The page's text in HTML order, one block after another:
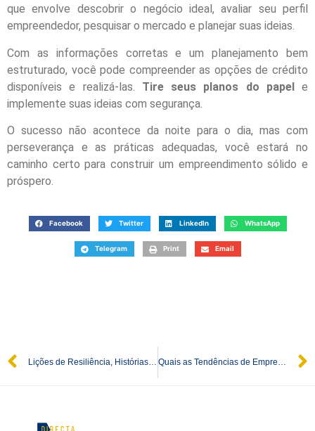
que envolve descobrir o negócio ideal, avaliar seu perfil
empreendedor, pesquisar o mercado e planejar suas ideias.
Com as informações corretas e um planejamento bem
estruturado, você pode compreender as opções de crédito
disponíveis e realizá-las. Tire seus planos do papele
implemente suas ideias com segurança.
O sucesso não acontece da noite para o dia, mas com
perseverança e as práticas adequadas, você estará no
caminho certo para construir um empreendimento sólido e
próspero.
Facebook Twitter LinkedIn WhatsApp
Telegram Print Email
Lições de Resiliência, Histórias de Empreendedores que Superaram Desafios Quais as Tendências de Empreendedorismo para 2025?